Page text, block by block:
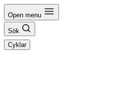
till
innehåll
Open menu
Sök
Cyklar